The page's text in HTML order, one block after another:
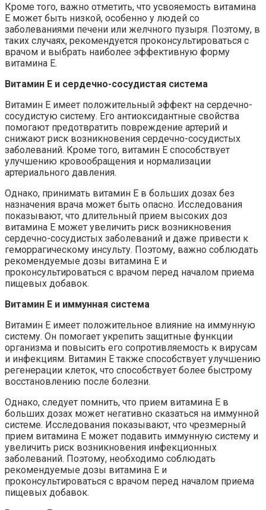
Кроме того, важно отметить, что усвояемость витамина
E может быть низкой, особенно у людей со
заболеваниями печени или желчного пузыря. Поэтому, в
таких случаях, рекомендуется проконсультироваться с
врачом и выбрать наиболее эффективную форму
витамина E.
Витамин E и сердечно-сосудистая система
Витамин E имеет положительный эффект на сердечно-
сосудистую систему. Его антиоксидантные свойства
помогают предотвратить повреждение артерий и
снижают риск возникновения сердечно-сосудистых
заболеваний. Кроме того, витамин E способствует
улучшению кровообращения и нормализации
артериального давления.
Однако, принимать витамин E в больших дозах без
назначения врача может быть опасно. Исследования
показывают, что длительный прием высоких доз
витамина E может увеличить риск возникновения
сердечно-сосудистых заболеваний и даже привести к
геморрагическому инсульту. Поэтому, важно соблюдать
рекомендуемые дозы витамина E и
проконсультироваться с врачом перед началом приема
пищевых добавок.
Витамин E и иммунная система
Витамин E имеет положительное влияние на иммунную
систему. Он помогает укрепить защитные функции
организма и повысить его сопротивляемость к вирусам
и инфекциям. Витамин E также способствует улучшению
регенерации клеток, что способствует более быстрому
восстановлению после болезни.
Однако, следует помнить, что прием витамина E в
больших дозах может негативно сказаться на иммунной
системе. Исследования показывают, что чрезмерный
прием витамина E может подавить иммунную систему и
увеличить риск возникновения инфекционных
заболеваний. Поэтому, необходимо соблюдать
рекомендуемые дозы витамина E и
проконсультироваться с врачом перед началом приема
пищевых добавок.